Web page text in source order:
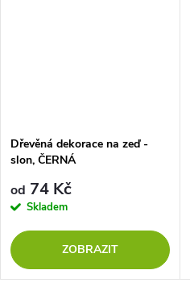
Dřevěná dekorace na zeď -
slon, ČERNÁ
od 74 Kč
Skladem
ZOBRAZIT